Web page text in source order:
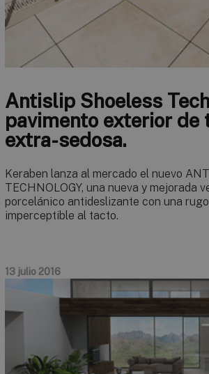
Antislip Shoeless
pavimento exterior de
extra-sedosa.
Keraben lanza al mercado el nuevo
TECHNOLOGY, una nueva y mejorada
porcelánico antideslizante con una
imperceptible al tacto.
13 julio 2016